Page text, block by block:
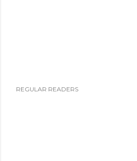
o
REGULAR READERS